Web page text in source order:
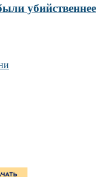
убийственнее